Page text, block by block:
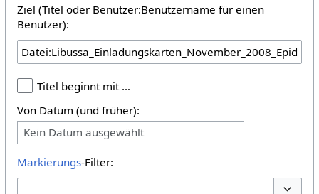
Ziel (Titel oder Benutzer:Benutzername für einen
Benutzer):
Titel beginnt mit …
Von Datum (und früher):
Kein Datum ausgewählt
Markierungs-Filter: